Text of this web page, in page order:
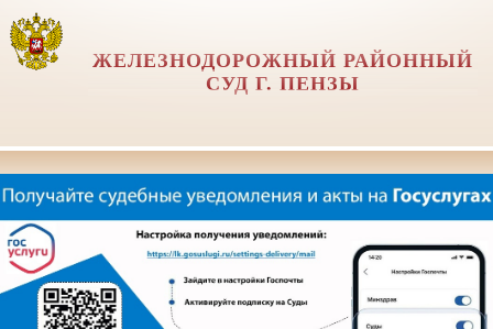
ЖЕЛЕЗНОДОРОЖНЫЙ РАЙОННЫЙ
СУД Г. ПЕНЗЫ